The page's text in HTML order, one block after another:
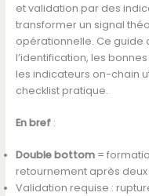
et validation par des
transformer un signal
opérationnelle. Ce guide
l’identification, les
les indicateurs on-chain
checklist pratique.
En bref:
Double bottom=
retournement après
Validation requise :